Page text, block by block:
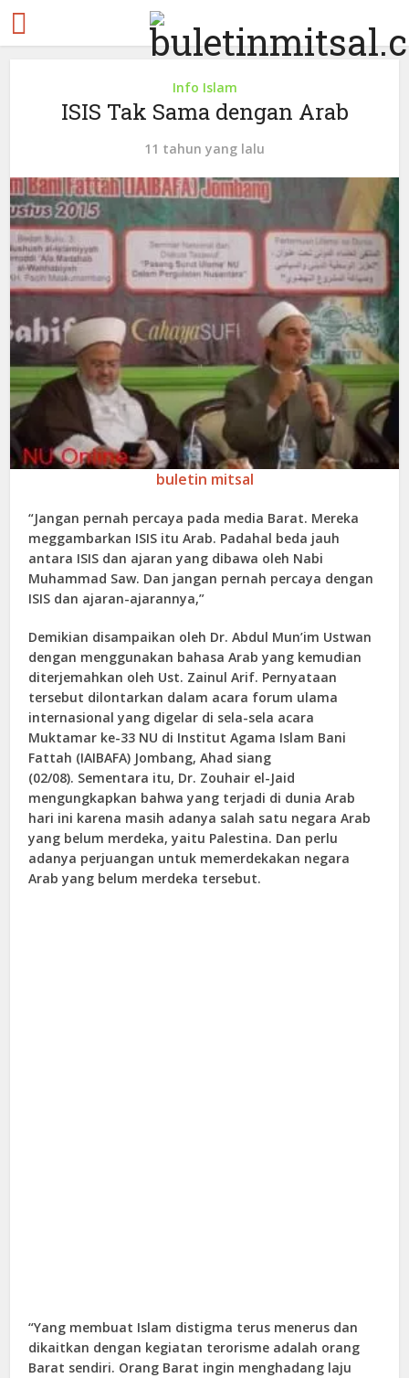
Info Islam
ISIS Tak Sama dengan Arab
11 tahun yang lalu
buletin mitsal
“Jangan pernah percaya pada media Barat. Mereka
meggambarkan ISIS itu Arab. Padahal beda jauh
antara ISIS dan ajaran yang dibawa oleh Nabi
Muhammad Saw. Dan jangan pernah percaya dengan
ISIS dan ajaran-ajarannya,”
Demikian disampaikan oleh Dr. Abdul Mun’im Ustwan
dengan menggunakan bahasa Arab yang kemudian
diterjemahkan oleh Ust. Zainul Arif. Pernyataan
tersebut dilontarkan dalam acara forum ulama
internasional yang digelar di sela-sela acara
Muktamar ke-33 NU di Institut Agama Islam Bani
Fattah (IAIBAFA) Jombang, Ahad siang
(02/08). Sementara itu, Dr. Zouhair el-Jaid
mengungkapkan bahwa yang terjadi di dunia Arab
hari ini karena masih adanya salah satu negara Arab
yang belum merdeka, yaitu Palestina. Dan perlu
adanya perjuangan untuk memerdekakan negara
Arab yang belum merdeka tersebut.
“Yang membuat Islam distigma terus menerus dan
dikaitkan dengan kegiatan terorisme adalah orang
Barat sendiri. Orang Barat ingin menghadang laju